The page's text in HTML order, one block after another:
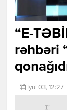
“E-
rəhbəri
İyul 03, 12:27